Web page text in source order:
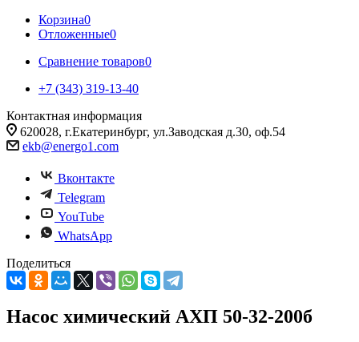
Корзина0
Отложенные0
Сравнение товаров0
+7 (343) 319-13-40
Контактная информация
620028, г.Екатеринбург, ул.Заводская д.30, оф.54
ekb@energo1.com
Вконтакте
Telegram
YouTube
WhatsApp
Поделиться
Насос химический АХП 50-32-200б